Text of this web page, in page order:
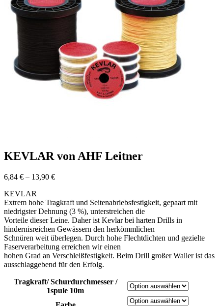
KEVLAR von AHF Leitner
6,84 € – 13,90 €Preisspanne:
13,90 €
KEVLAR
Extrem hohe Tragkraft und Seitenabriebsfestigkeit, gepaart mit
niedrigster Dehnung (3 %), unterstreichen die
Vorteile dieser Leine. Daher ist Kevlar bei harten Drills in
hindernisreichen Gewässern den herkömmlichen
Schnüren weit überlegen. Durch hohe Flechtdichten und gezielte
Faserverarbeitung erreichen wir einen
hohen Grad an Verschleißfestigkeit. Beim Drill großer Waller ist das
ausschlaggebend für den Erfolg.
Tragkraft/ Schurdurchmesser /
1spule 10m